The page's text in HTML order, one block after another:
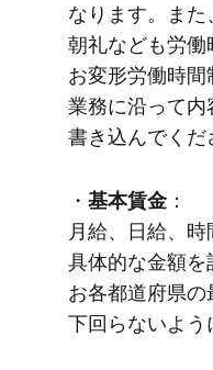
なります。​ま
朝礼なども​労働
お変形労働時間
業務に​沿って​内
書き込んでくだ
・ 基本賃金：
月給、​日給、​
具体的な​金額を​
お各都道府県の​
下回らないよう